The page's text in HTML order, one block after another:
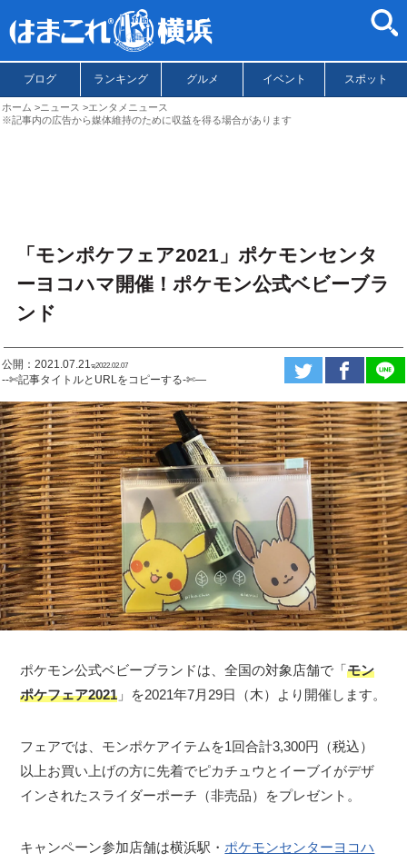
ブログ ランキング グルメ イベント スポット
ホーム ニュース
エンタメニュース
※記事内の広告から媒体維持のために収益を得る場合があります
「モンポケフェア2021」ポケモンセンタ
ーヨコハマ開催！ポケモン公式ベビーブラ
ンド
公開：2021.07.21ಇ2022.02.07
--✄記事タイトルとURLをコピーする-✄—
ポケモン公式ベビーブランドは、全国の対象店舗で「モン
ポケフェア2021 」を2021年7月29日（木）より開催します。
フェアでは、モンポケアイテムを1回合計3,300円（税込）
以上お買い上げの方に先着でピカチュウとイーブイがデザ
インされたスライダーポーチ（非売品）をプレゼント。
キャンペーン参加店舗は横浜駅・ ポケモンセンターヨコハ